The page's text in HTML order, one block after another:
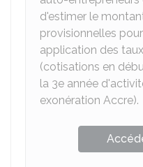
d'estimer le
provisionnelles
application des
(cotisations en
la 3e année
exonération Accre).